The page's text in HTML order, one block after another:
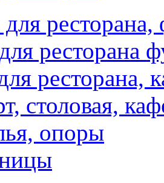
ресторана,
ресторана
ресторана,
столовая,
опоры